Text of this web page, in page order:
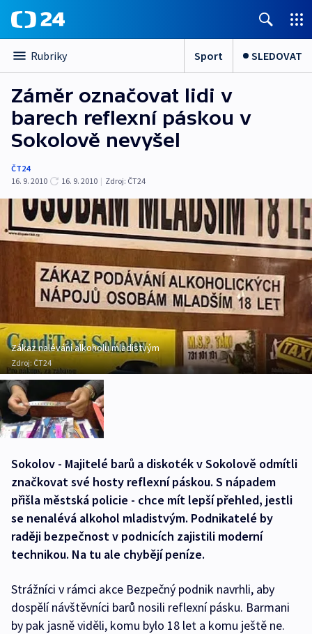
Rubriky Sport SLEDOVAT
Záměr označovat lidi v
barech reflexní páskou v
Sokolově nevyšel
ČT24
16. 9. 2010
16. 9. 2010 | Zdroj: ČT24
Zákaz nalévání alkoholu mladistvým
Zdroj:ČT24
Sokolov - Majitelé barů a diskoték v Sokolově odmítli
značkovat své hosty reflexní páskou. S nápadem
přišla městská policie - chce mít lepší přehled, jestli
se nenalévá alkohol mladistvým. Podnikatelé by
raději bezpečnost v podnicích zajistili moderní
technikou. Na tu ale chybějí peníze.
Strážníci v rámci akce Bezpečný podnik navrhli, aby
dospělí návštěvníci barů nosili reflexní pásku. Barmani
by pak jasně viděli, komu bylo 18 let a komu ještě ne.